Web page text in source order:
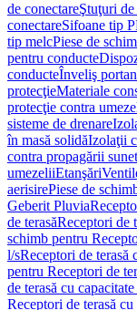
de conectareŞtuţuri
conectareSifoane tip P
tip melcPiese de
pentru conducte
conducteÎnveliş
protecţieMateriale
protecţie contra
sisteme de drenare
în masă solidăIzolaţii
contra propagării
umezeliiEtanşări
aerisirePiese de
Geberit Pluvia
de terasăReceptori de
schimb pentru
l/sReceptori de terasă
pentru Receptori de
de terasă cu
Receptori de terasă